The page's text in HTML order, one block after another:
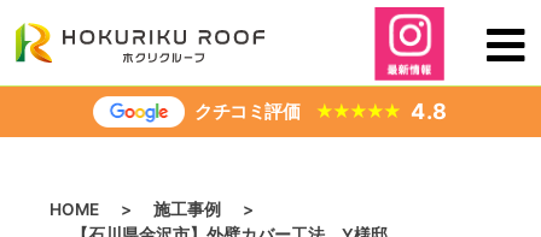
ス
クチコミ評価 ★★★★★ 4.8
HOME > 施工事例
>